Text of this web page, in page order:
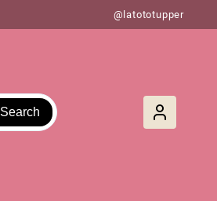
@latototupper
Search